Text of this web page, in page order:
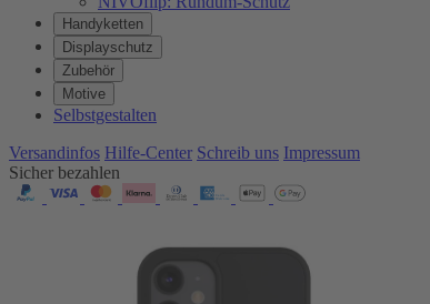
Handyketten
Displayschutz
Zubehör
Motive
Selbstgestalten
Versandinfos Hilfe-Center Schreib uns Impressum
Sicher bezahlen